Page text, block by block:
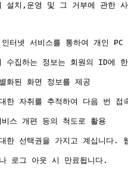
설치,운영 및 그 거부에 관한
인터넷 서비스를 통하여 개인
수집하는 정보는 회원의 ID에
화된 화면 정보를 제공
한 자취를 추적하여 다음 번 접
스 개편 등의 척도로 활용
한 선택권을 가지고 계십니다.
로그 아웃 시 만료됩니다.